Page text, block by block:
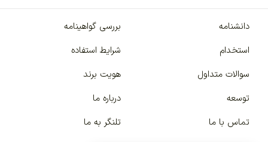
دانشنامه
بررسی گواهینامه
استخدام
شرایط استفاده
سوالات متداول
هویت برند
توسعه
درباره ما
تماس با ما
تلنگر به ما